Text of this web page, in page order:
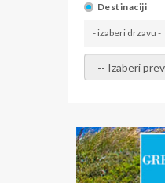
Destinaciji
- izaberi drzavu -
- izaberi prevoz -